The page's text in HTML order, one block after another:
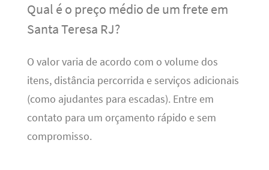
Qual é o preço médio de um frete em
Santa Teresa RJ?
O valor varia de acordo com o volume dos
itens, distância percorrida e serviços adicionais
(como ajudantes para escadas). Entre em
contato para um orçamento rápido e sem
compromisso.